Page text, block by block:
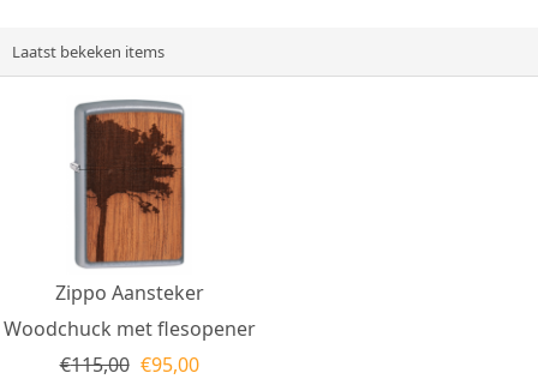
Laatst bekeken items
Zippo Aansteker
Woodchuck met flesopener
€115,00 €95,00